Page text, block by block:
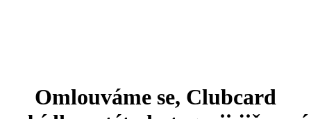
Omlouváme se, Clubcard